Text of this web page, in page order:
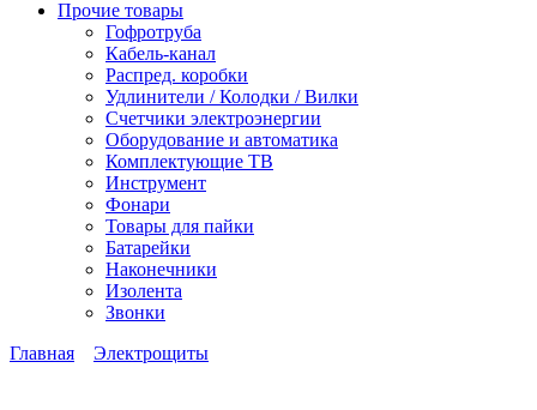
Прочие товары
Гофротруба
Кабель-канал
Распред. коробки
Удлинители / Колодки / Вилки
Счетчики электроэнергии
Оборудование и автоматика
Комплектующие ТВ
Инструмент
Фонари
Товары для пайки
Батарейки
Наконечники
Изолента
Звонки
Главная
Электрощиты